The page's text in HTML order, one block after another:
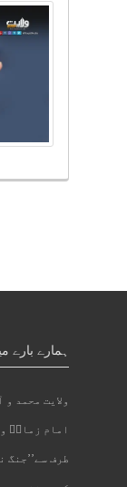
ہمارے بارے
ولایت محمد
امام زمانؑ
طرف سے’’جنگ